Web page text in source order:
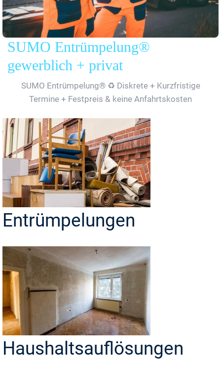
SUMO Entrümpelung®
gewerblich + privat
SUMO Entrümpelung® ♻️ Diskrete + Kurzfristige
Termine + Festpreis & keine Anfahrtskosten
Entrümpelungen
Haushaltsauflösungen